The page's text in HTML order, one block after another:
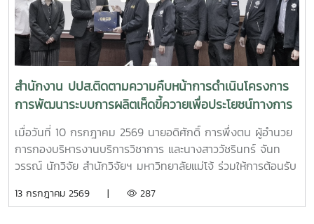
สำนักงาน ปปส.ติดตามความคืบหน้าการดำเนินโครงการ
การพัฒนาระบบการผลิตเห็ดขี้ควายเพื่อประโยชน์ทางการ
แพทย์
เมื่อวันที่ 10 กรกฎาคม 2569 นายอดิศักดิ์ การพึ่งตน ผู้อำนวย
การกองบริหารงานบริการวิชาการ และนางสาววัชรินทร์ จันท
วรรณ์ นักวิจัย สำนักวิจัยฯ มหาวิทยาลัยแม่โจ้ ร่วมให้การต้อนรับ
ปราบปรามยาเสพติด (ป.ป.ส.) พร้อมคณะผู้บริหารและเจ้าหน้าที่
13 กรกฎาคม 2569 | 287